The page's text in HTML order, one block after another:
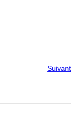
Suivant